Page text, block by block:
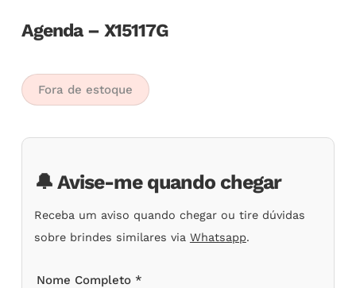
Agenda – X15117G
Fora de estoque
🔔 Avise-me quando chegar
Receba um aviso quando chegar ou tire dúvidas
sobre brindes similares via Whatsapp.
Nome Completo *